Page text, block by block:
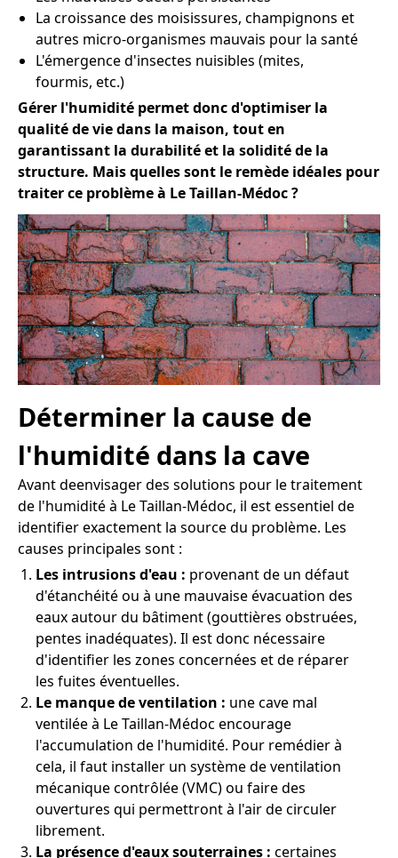
La croissance des moisissures, champignons et
autres micro-organismes mauvais pour la santé
L'émergence d'insectes nuisibles (mites,
fourmis, etc.)
Gérer l'humidité permet donc d'optimiser la
qualité de vie dans la maison, tout en
garantissant la durabilité et la solidité de la
structure. Mais quelles sont le remède idéales pour
traiter ce problème à Le Taillan-Médoc ?
Déterminer la cause de
l'humidité dans la cave
Avant deenvisager des solutions pour le traitement
de l'humidité à Le Taillan-Médoc, il est essentiel de
identifier exactement la source du problème. Les
causes principales sont :
Les intrusions d'eau : provenant de un défaut
d'étanchéité ou à une mauvaise évacuation des
eaux autour du bâtiment (gouttières obstruées,
pentes inadéquates). Il est donc nécessaire
d'identifier les zones concernées et de réparer
les fuites éventuelles.
Le manque de ventilation : une cave mal
ventilée à Le Taillan-Médoc encourage
l'accumulation de l'humidité. Pour remédier à
cela, il faut installer un système de ventilation
mécanique contrôlée (VMC) ou faire des
ouvertures qui permettront à l'air de circuler
librement.
La présence d'eaux souterraines : certaines